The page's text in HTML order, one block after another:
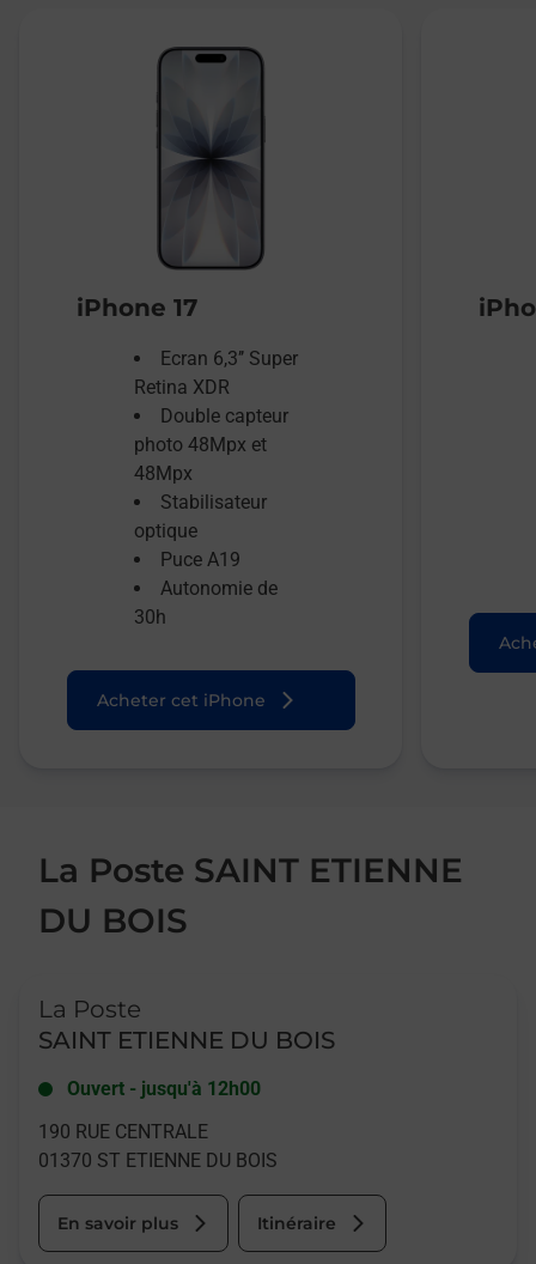
iPhone 17
Ecran 6,3’’ Super
Retina XDR
Double capteur
photo 48Mpx et
48Mpx
Stabilisateur
optique
Puce A19
Autonomie de
30h
Acheter cet iPhone
La Poste SAINT ETIENNE
DU BOIS
La Poste
SAINT ETIENNE DU BOIS
Ouvert - jusqu'à 12h00
190 RUE CENTRALE
01370 ST ETIENNE DU BOIS
En savoir plus Itinéraire